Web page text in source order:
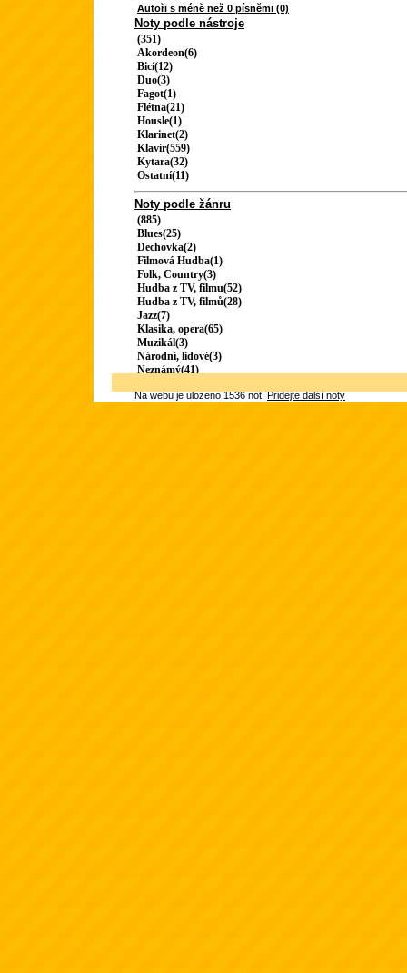
Autoři s méně než 0 písněmi (0)
Noty podle nástroje
(351)
Akordeon(6)
Bicí(12)
Duo(3)
Fagot(1)
Flétna(21)
Housle(1)
Klarinet(2)
Klavír(559)
Kytara(32)
Ostatní(11)
Noty podle žánru
(885)
Blues(25)
Dechovka(2)
Filmová Hudba(1)
Folk, Country(3)
Hudba z TV, filmu(52)
Hudba z TV, filmů(28)
Jazz(7)
Klasika, opera(65)
Muzikál(3)
Národní, lidové(3)
Neznámý(41)
Na webu je uloženo 1536 not.Přidejte další noty